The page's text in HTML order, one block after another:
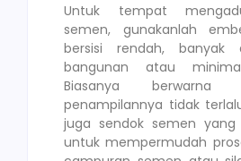
Untuk tempat
semen, gunakanlah
bersisi rendah,
bangunan atau
Biasanya
penampilannya tidak
juga sendok semen
untuk mempermudah